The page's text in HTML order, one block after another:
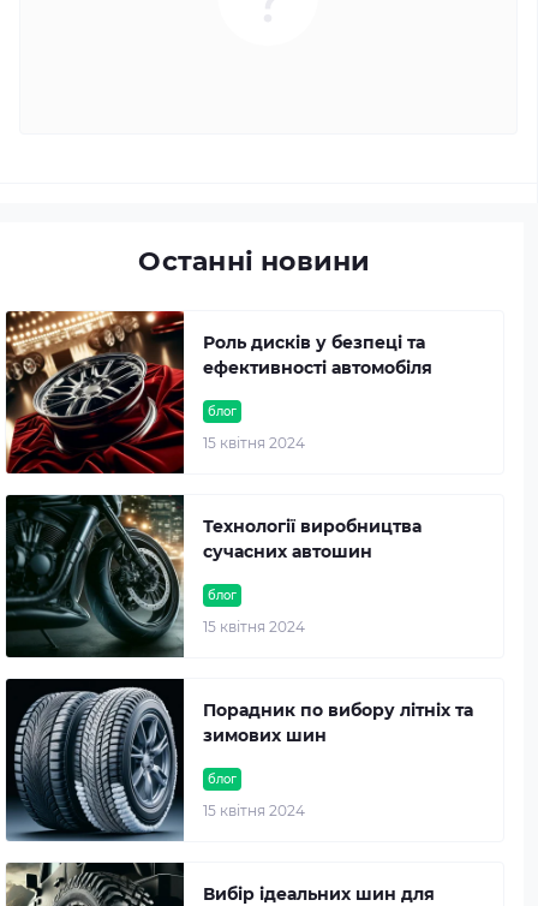
Останні новини
блог
15 квітня 2024
Роль дисків у безпеці та
ефективності автомобіля
блог
15 квітня 2024
Технології виробництва
сучасних автошин
блог
15 квітня 2024
Порадник по вибору літніх та
зимових шин
Вибір ідеальних шин для